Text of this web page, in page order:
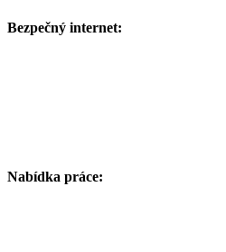
Bezpečný internet:
Nabídka práce: